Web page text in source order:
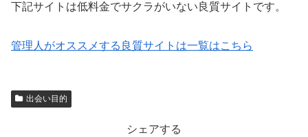
下記サイトは低料金でサクラがいない良質サイトです。
管理人がオススメする良質サイトは一覧はこちら
出会い目的
シェアする